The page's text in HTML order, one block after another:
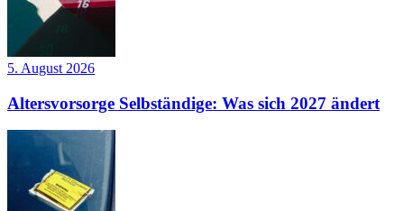
5. August 2026
Altersvorsorge Selbständige: Was sich 2027 ändert